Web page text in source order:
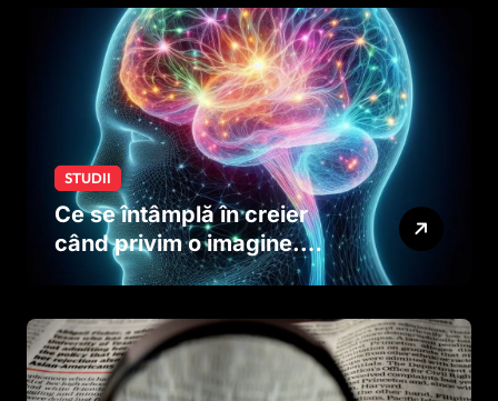
dinainte de naștere
STUDII
Ce se întâmplă în creier
când privim o imagine.
Studiul care explică rolul